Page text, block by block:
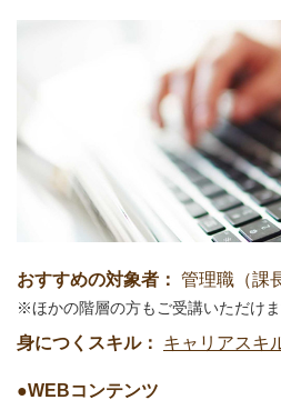
おすすめの対象者： 管理職（課
ほかの階層の方もご受講いただけま
身につくスキル： キャリアスキ
●WEBコンテンツ